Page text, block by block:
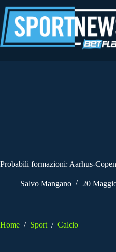
al
contenuto
Probabili formazioni: Aarhus-
Salvo Mangano 20
Home / Sport / Calcio